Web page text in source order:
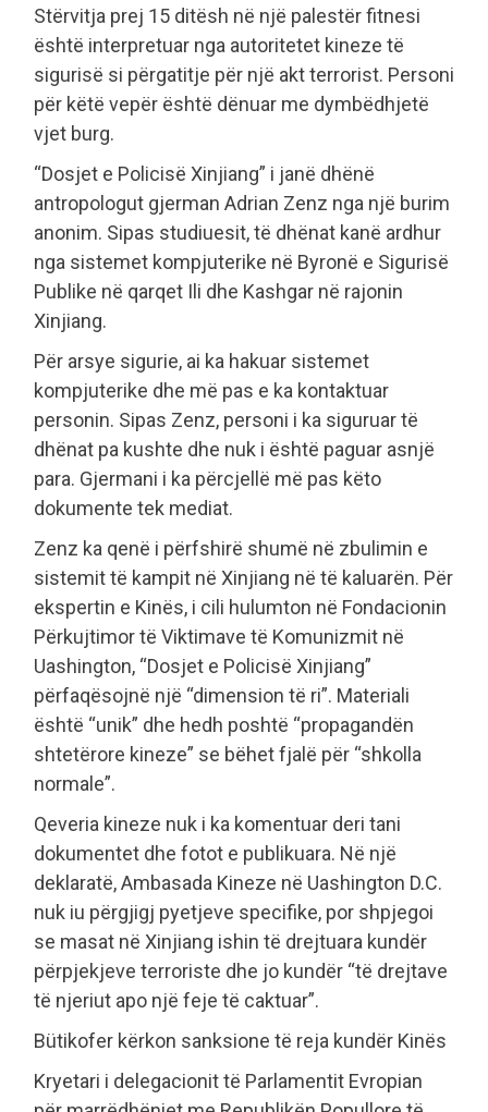
Stërvitja prej 15 ditësh në një palestër fitnesi
është interpretuar nga autoritetet kineze të
sigurisë si përgatitje për një akt terrorist. Personi
për këtë vepër është dënuar me dymbëdhjetë
vjet burg.
“Dosjet e Policisë Xinjiang” i janë dhënë
antropologut gjerman Adrian Zenz nga një burim
anonim. Sipas studiuesit, të dhënat kanë ardhur
nga sistemet kompjuterike në Byronë e Sigurisë
Publike në qarqet Ili dhe Kashgar në rajonin
Xinjiang.
Për arsye sigurie, ai ka hakuar sistemet
kompjuterike dhe më pas e ka kontaktuar
personin. Sipas Zenz, personi i ka siguruar të
dhënat pa kushte dhe nuk i është paguar asnjë
para. Gjermani i ka përcjellë më pas këto
dokumente tek mediat.
Zenz ka qenë i përfshirë shumë në zbulimin e
sistemit të kampit në Xinjiang në të kaluarën. Për
ekspertin e Kinës, i cili hulumton në Fondacionin
Përkujtimor të Viktimave të Komunizmit në
Uashington, “Dosjet e Policisë Xinjiang”
përfaqësojnë një “dimension të ri”. Materiali
është “unik” dhe hedh poshtë “propagandën
shtetërore kineze” se bëhet fjalë për “shkolla
normale”.
Qeveria kineze nuk i ka komentuar deri tani
dokumentet dhe fotot e publikuara. Në një
deklaratë, Ambasada Kineze në Uashington D.C.
nuk iu përgjigj pyetjeve specifike, por shpjegoi
se masat në Xinjiang ishin të drejtuara kundër
përpjekjeve terroriste dhe jo kundër “të drejtave
të njeriut apo një feje të caktuar”.
Bütikofer kërkon sanksione të reja kundër Kinës
Kryetari i delegacionit të Parlamentit Evropian